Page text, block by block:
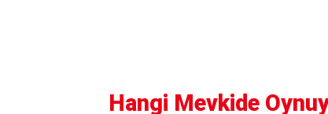
Hangi Mevkide